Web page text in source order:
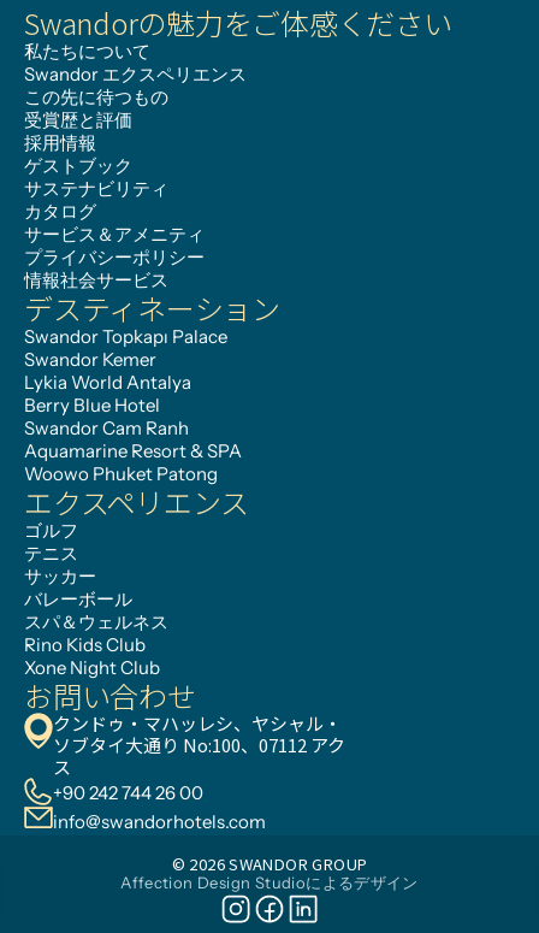
Swandorの魅力をご体感ください
私たちについて
Swandor エクスペリエンス
この先に待つもの
受賞歴と評価
採用情報
ゲストブック
サステナビリティ
カタログ
サービス＆アメニティ
プライバシーポリシー
情報社会サービス
デスティネーション
Swandor Topkapı Palace
Swandor Kemer
Lykia World Antalya
Berry Blue Hotel
Swandor Cam Ranh
Aquamarine Resort & SPA
Woowo Phuket Patong
エクスペリエンス
ゴルフ
テニス
サッカー
バレーボール
スパ＆ウェルネス
Rino Kids Club
Xone Night Club
お問い合わせ
クンドゥ・マハッレシ、ヤシャル・
ソブタイ大通り No:100、07112 アク
ス
+90 242 744 26 00
info@swandorhotels.com
© 2026 SWANDOR GROUP
Affection Design Studioによるデザイン